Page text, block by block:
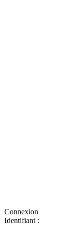
Connexion
Identifiant :